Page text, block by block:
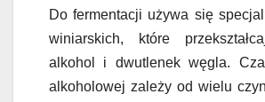
Do fermentacji używa się
winiarskich, które
alkohol i dwutlenek węgla.
alkoholowej zależy od wielu